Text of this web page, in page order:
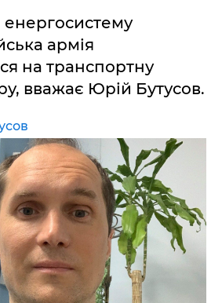
армія
на транспортну
вважає Юрій Бутусов.